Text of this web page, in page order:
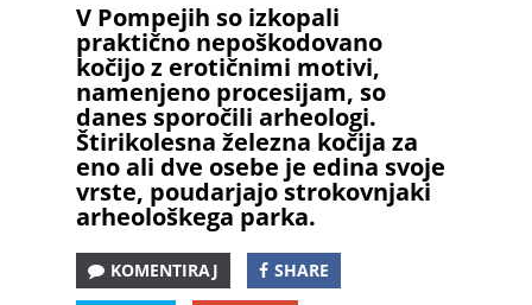
V Pompejih so izkopali
praktično nepoškodovano
kočijo z erotičnimi motivi,
namenjeno procesijam, so
danes sporočili arheologi.
Štirikolesna železna kočija za
eno ali dve osebe je edina svoje
vrste, poudarjajo strokovnjaki
arheološkega parka.
KOMENTIRAJ SHARE